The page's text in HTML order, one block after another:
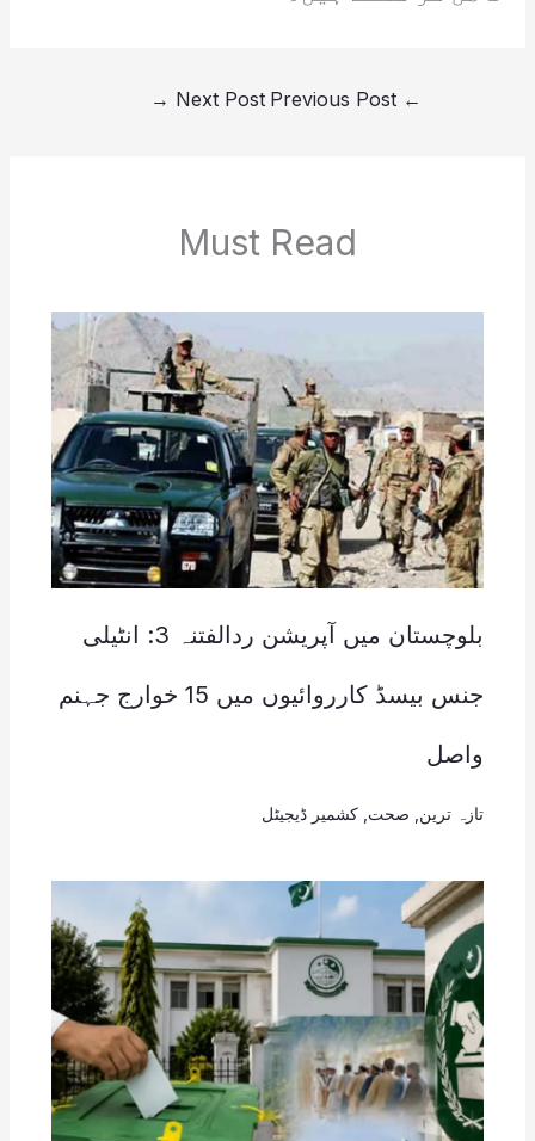
←
Next Post
→
Must Read
بلوچستان میں آپریشن ردالفتنہ 3: انٹیلی
جنس بیسڈ کارروائیوں میں 15 خوارج جہنم
واصل
تازہ ترین صحت کشمیر ڈیجیٹل